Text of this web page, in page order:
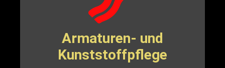
Armaturen- und
Kunststoffpflege